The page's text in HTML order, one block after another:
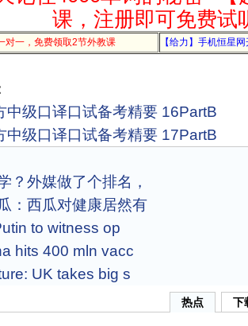
课，注册即可免费试
对一，免费领取2节外教课 【给力】手机恒星
中级口译口试备考精要 16PartB
中级口译口试备考精要 17PartB
？外媒做了个排名，
：西瓜对健康居然有
to witness op
hits 400 mln vacc
UK takes big s
热点 下